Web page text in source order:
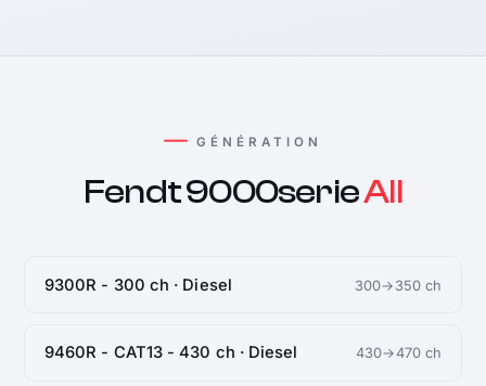
GÉNÉRATION
Fendt 9000serieAll
9300R - 300 ch · Diesel 300→350 ch
9460R - CAT13 - 430 ch · Diesel 430→470 ch